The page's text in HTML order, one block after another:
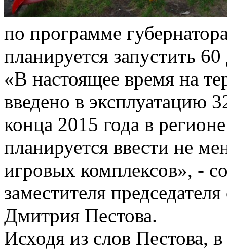
по программе
планируется запустить
«В настоящее время на
введено в эксплуатацию
конца 2015 года в
планируется ввести не
игровых комплексов», -
заместителя
Дмитрия Пестова.
Исходя из слов Пестова,